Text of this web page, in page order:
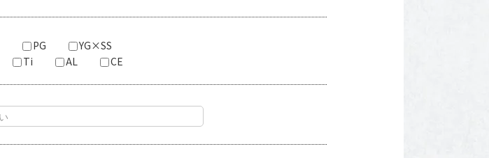
PG
YG×SS
Ti AL CE